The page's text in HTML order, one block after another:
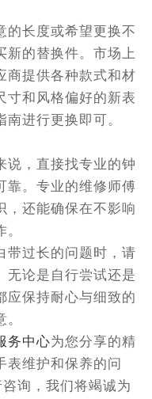
长度或希望更换不
新的替换件。市场上
商提供各种款式和材
寸和风格偏好的新表
进行更换即可。
，直接找专业的钟
靠。专业的维修师傅
，还能确保在不影响
过长的问题时，请
无论是自行尝试还是
应保持耐心与细致的
务中心为您分享的精
表维护和保养的问
询，我们将竭诚为